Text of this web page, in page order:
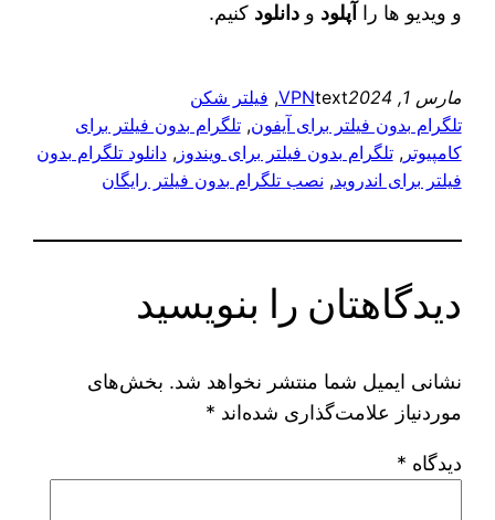
و ویدیو ها را آپلود ودانلود کنیم.
مارس 1, 2024 text
VPN
, فیلتر شکن
تلگرام بدون فیلتر برای آیفون, تلگرام بدون فیلتر برای
کامپیوتر, تلگرام بدون فیلتر برای ویندوز, دانلود تلگرام بدون
فیلتر برای اندروید, نصب تلگرام بدون فیلتر رایگان
دیدگاهتان را بنویسید
نشانی ایمیل شما منتشر نخواهد شد. بخش‌های
موردنیاز علامت‌گذاری شده‌اند *
دیدگاه *